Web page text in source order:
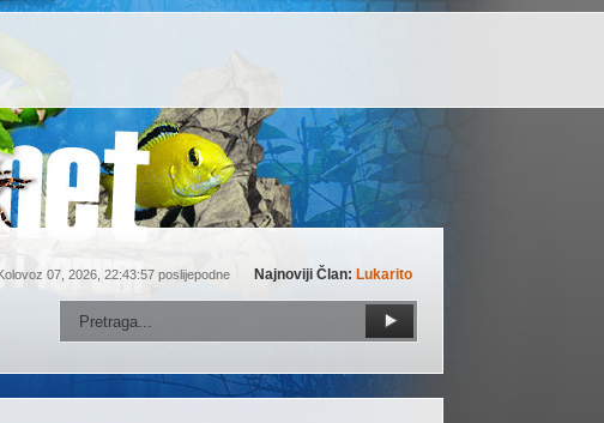
07, 2026, 22:43:57 poslijepodne Najnoviji Član: Lukarito